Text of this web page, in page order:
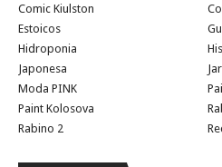
Comic Kiulston
Estoicos
Hidroponia
Japonesa
Moda PINK
Paint Kolosova
Rabino 2